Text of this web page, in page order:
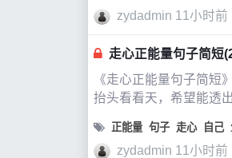
zydadmin 11小时前
走心正能量句子简短
《走心正能量句子简短
抬头看看天，希望能透
正能量 句子 走心 自己
zydadmin 11小时前